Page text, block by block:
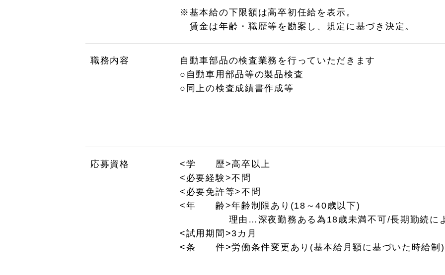
※基本給の下限額は高卒初任給を表示。
賃金は年齢・職歴等を勘案し、規定に基づき決定。
職務内容
自動車部品の検査業務を行っていただきます
○自動車用部品等の製品検査
○同上の検査成績書作成等
応募資格
<学 歴>高卒以上
<必要経験>不問
<必要免許等>不問
<年 齢>年齢制限あり(18～40歳以下)
理由…深夜勤務ある為18歳未満不可/長期勤続によ
<試用期間>3カ月
<条 件>労働条件変更あり(基本給月額に基づいた時給制)